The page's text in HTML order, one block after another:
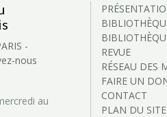
-
nous
au
REVUE
RÉSEAU DES
FAIRE UN
CONTACT
PLAN DU SITE